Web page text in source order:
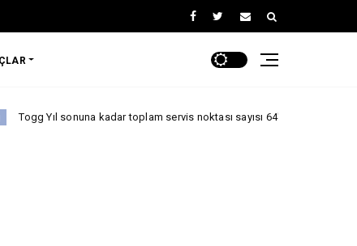
kadar toplam servis noktası sayısı 64'e çıkıyor ARABA